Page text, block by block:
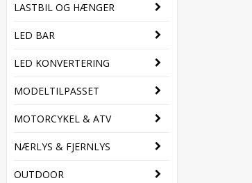
LASTBIL OG HÆNGER
LED BAR
LED KONVERTERING
MODELTILPASSET
MOTORCYKEL & ATV
NÆRLYS & FJERNLYS
OUTDOOR